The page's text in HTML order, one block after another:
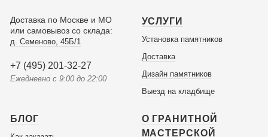
Доставка по Москве и МО
или самовывоз со склада:
д. Семеново, 45Б/1
+7 (495) 201-32-27
Ежедневно с 9:00 до 22:00
УСЛУГИ
Установка памятников
Доставка
Дизайн памятников
Выезд на кладбище
БЛОГ
О ГРАНИТНОЙ
МАСТЕРСКОЙ